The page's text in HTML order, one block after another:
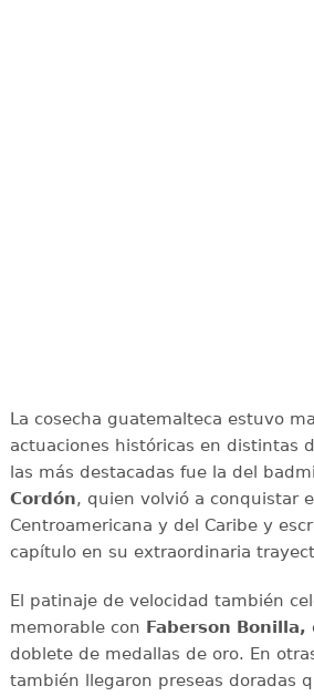
La cosecha guatemalteca estuvo
actuaciones históricas en distintas
las más destacadas fue la del
Cordón, quien volvió a conquistar
Centroamericana y del Caribe y
capítulo en su extraordinaria
El patinaje de velocidad también
memorable con Faberson Bonilla,
doblete de medallas de oro. En
también llegaron preseas doradas